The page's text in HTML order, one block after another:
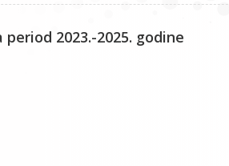
2023.-2025. godine